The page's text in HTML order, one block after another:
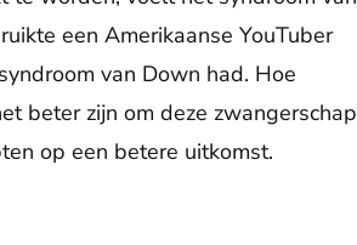
een Amerikaanse YouTuber
van Down had. Hoe
beter zijn om deze zwangerschap
op een betere uitkomst.